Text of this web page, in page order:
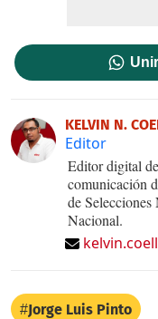
KELVIN N.
Editor
Editor digital
comunicación
de
Nacional.
Jorge Luis Pinto